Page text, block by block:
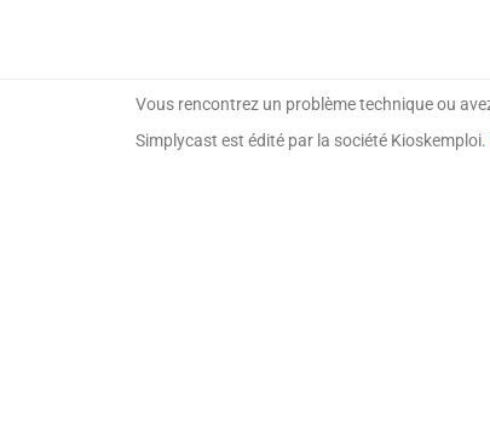
Vous rencontrez un problème technique ou
Simplycast est édité par la société Kioskemploi.